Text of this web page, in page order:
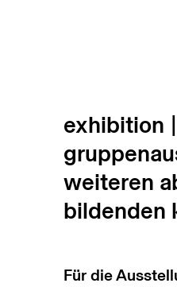
exhibition
weiteren
bildenden
Für die